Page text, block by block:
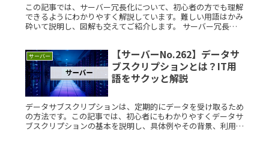
この記事では、サーバー冗長化について、初心者の方でも理解
できるようにわかりやすく解説しています。難しい用語はかみ
砕いて説明し、図解も交えてご紹介します。 サーバー冗長化
サーバー
【サーバーNo.262】データサ
ブスクリプションとは？IT用
語をサクッと解説
データサブスクリプションは、定期的にデータを受け取るため
の方法です。この記事では、初心者にもわかりやすくデータサ
ブスクリプションの基本を説明し、具体例やその背景、利用ケ